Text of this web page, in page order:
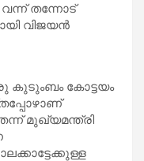
തന്നോട്
വിജയൻ
കുടുംബം കോട്ടയം
മുഖ്യമന്ത്രി